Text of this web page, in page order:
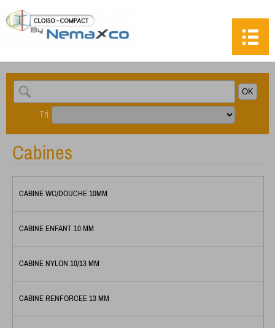
Tri
Cabines
CABINE WC/DOUCHE 10MM
CABINE ENFANT 10 MM
CABINE NYLON 10/13 MM
CABINE RENFORCEE 13 MM